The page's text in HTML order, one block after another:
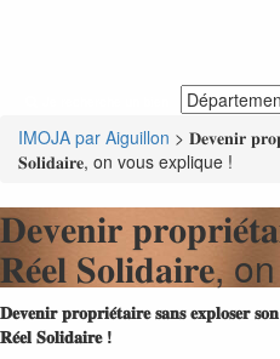
IMOJA par Aiguillon > 𝐃𝐞𝐯𝐞𝐧𝐢𝐫
𝐒𝐨𝐥𝐢𝐝𝐚𝐢𝐫𝐞, on vous explique !
𝐃𝐞𝐯𝐞𝐧𝐢𝐫
𝐑𝐞́𝐞𝐥 𝐒𝐨𝐥𝐢𝐝𝐚𝐢𝐫𝐞,
𝐃𝐞𝐯𝐞𝐧𝐢𝐫𝐩𝐫𝐨𝐩𝐫𝐢𝐞́𝐭𝐚𝐢𝐫𝐞𝐬𝐚𝐧𝐬𝐞𝐱𝐩𝐥𝐨𝐬𝐞𝐫𝐬𝐨𝐧
𝐑𝐞́𝐞𝐥𝐒𝐨𝐥𝐢𝐝𝐚𝐢𝐫𝐞 !